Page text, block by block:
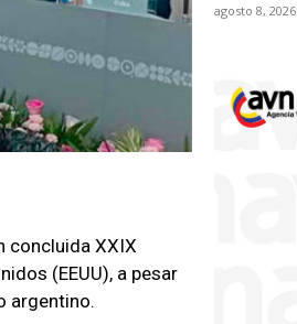
concluida XXIX
(EEUU), a pesar
argentino.
agosto 8, 2026